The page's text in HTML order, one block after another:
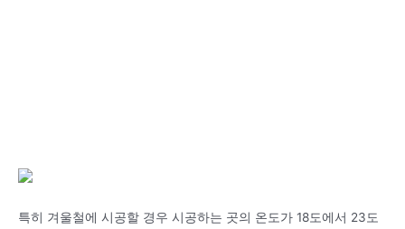
특히 겨울철에 시공할 경우 시공하는 곳의 온도가 18도에서 23도